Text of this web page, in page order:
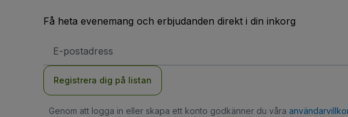
Få heta evenemang och erbjudanden direkt i din inkorg
postadress
Registrera dig på listan
Genom att logga in eller skapa ett konto godkänner du våra